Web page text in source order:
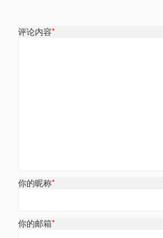
评论内容*
你的昵称*
你的邮箱*